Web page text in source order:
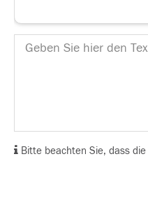
Bitte beachten Sie, dass